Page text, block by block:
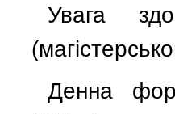
Увага
Денна